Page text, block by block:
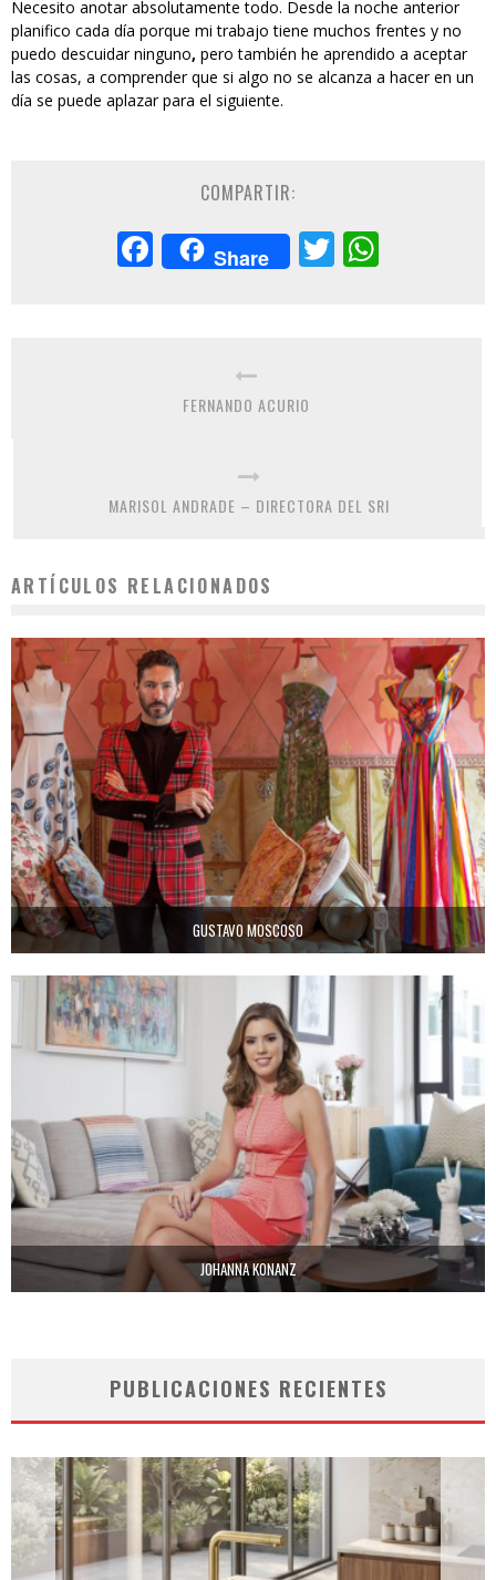
Necesito anotar absolutamente todo. Desde la noche anterior
planifico cada día porque mi trabajo tiene muchos frentes y no
puedo descuidar ninguno, pero también he aprendido a aceptar
las cosas, a comprender que si algo no se alcanza a hacer en un
día se puede aplazar para el siguiente.
COMPARTIR:
Facebook
Share Twitter
FERNANDO ACURIO
MARISOL ANDRADE – DIRECTORA DEL SRI
ARTÍCULOS RELACIONADOS
GUSTAVO MOSCOSO
JOHANNA KONANZ
PUBLICACIONES RECIENTES